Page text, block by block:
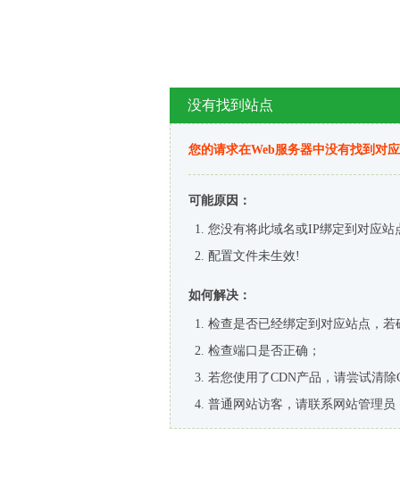
没有找到站点
您的请求在Web服务器中没有找到对
可能原因：
您没有将此域名或IP绑定到对应站
配置文件未生效!
如何解决：
检查是否已经绑定到对应站点，
检查端口是否正确；
若您使用了CDN产品，请尝试清除
普通网站访客，请联系网站管理员